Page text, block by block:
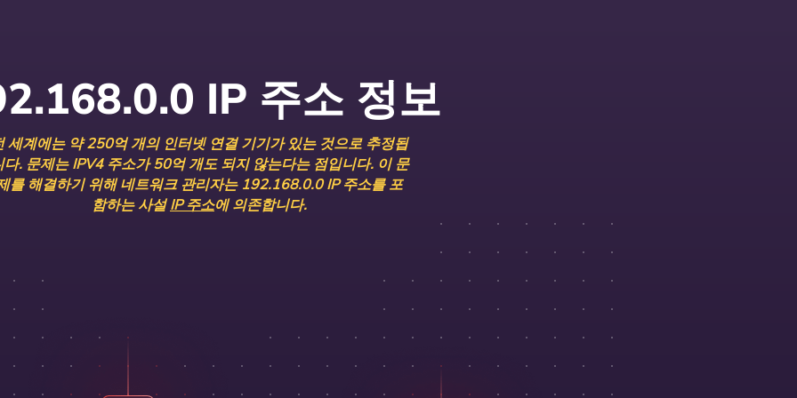
IP 주소 정보
세계에는 약 250억 개의 인터넷 연결 기기가 있는 것으로 추정됩
다. 문제는 IPV4 주소가 50억 개도 되지 않는다는 점입니다. 이 문
를 해결하기 위해 네트워크 관리자는 192.168.0.0 IP 주소를 포
함하는 사설IP 주소에 의존합니다.